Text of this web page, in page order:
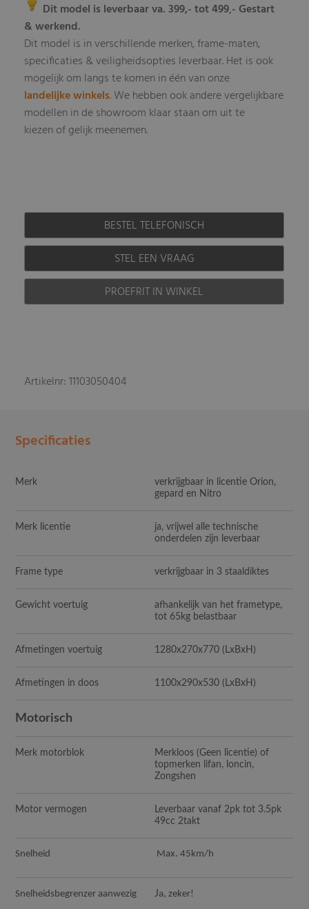
Dit model is leverbaar va. 399,- tot 499,- Gestart
& werkend.
Dit model is in verschillende merken, frame-maten,
specificaties & veiligheidsopties leverbaar. Het is ook
mogelijk om langs te komen in één van onze
landelijke winkels.We hebben ook andere vergelijkbare
modellen in de showroom klaar staan om uit te
kiezen of gelijk meenemen.
BESTEL TELEFONISCH
STEL EEN VRAAG
PROEFRIT IN WINKEL
Artikelnr: 11103050404
Specificaties
Merk
verkrijgbaar in licentie Orion,
gepard en Nitro
Merk licentie
ja, vrijwel alle technische
onderdelen zijn leverbaar
Frame type verkrijgbaar in 3 staaldiktes
Gewicht voertuig
afhankelijk van het frametype,
tot 65kg belastbaar
Afmetingen voertuig 1280x270x770 (LxBxH)
Afmetingen in doos 1100x290x530 (LxBxH)
Motorisch
Merk motorblok
Merkloos (Geen licentie) of
topmerken lifan, loncin,
Zongshen
Motor vermogen
Leverbaar vanaf 2pk tot 3.5pk
49cc 2takt
Snelheid Max. 45km/h
Snelheidsbegrenzer aanwezig Ja, zeker!